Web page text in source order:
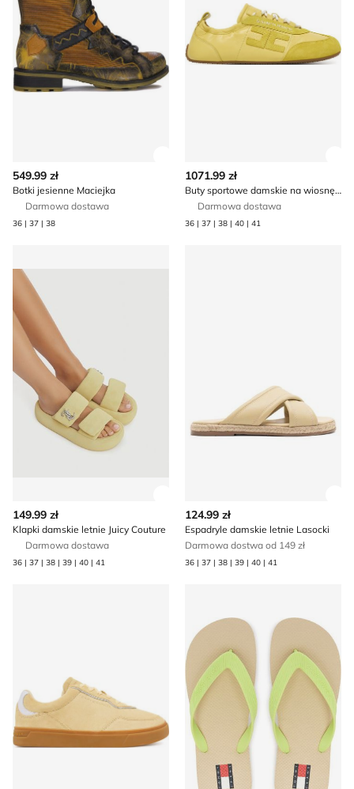
549.99 zł
Botki jesienne Maciejka
Darmowa dostawa
36 | 37 | 38
1071.99 zł
Buty sportowe damskie na wiosnę Elisabetta Franchi
Darmowa dostawa
36 | 37 | 38 | 40 | 41
149.99 zł
Klapki damskie letnie Juicy Couture
Darmowa dostawa
36 | 37 | 38 | 39 | 40 | 41
124.99 zł
Espadryle damskie letnie Lasocki
Darmowa dostwa od 149 zł
36 | 37 | 38 | 39 | 40 | 41